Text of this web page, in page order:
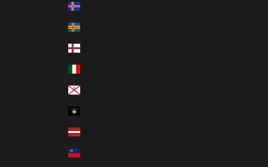
Islandia (ISK kr)
Islas Aland (EUR €)
Islas Feroe (DKK kr.)
Jersey (EUR €)
Letonia (EUR €)
Liechtenstein (CHF CHF)